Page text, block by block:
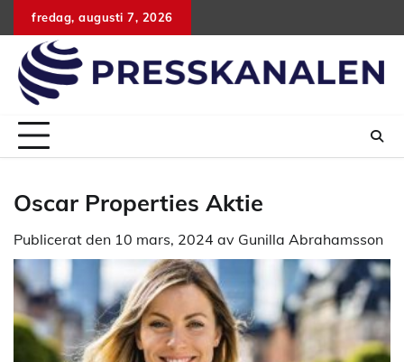
Hoppa
till
innehåll
fredag, augusti 7, 2026
Oscar Properties Aktie
Publicerat den 10 mars, 2024 av Gunilla Abrahamsson